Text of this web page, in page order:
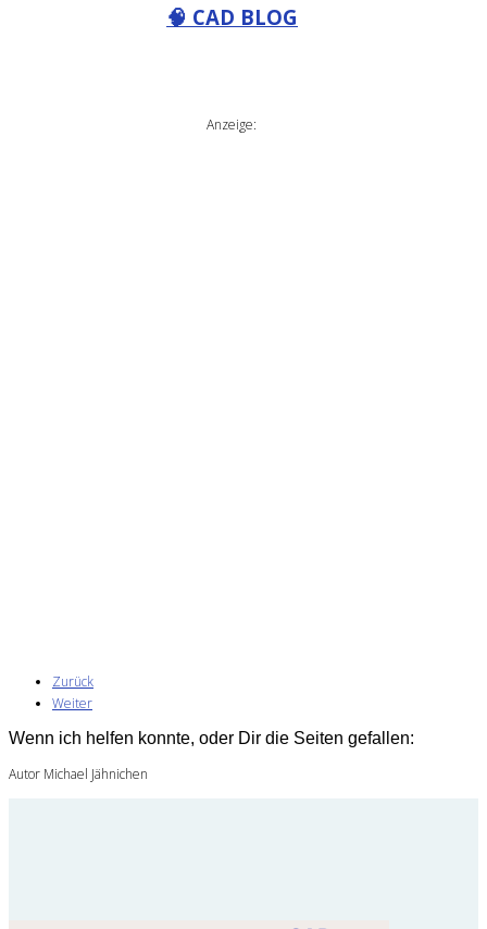
🧠 CAD BLOG
Anzeige:
Zurück
Weiter
Wenn ich helfen konnte, oder Dir die Seiten gefallen:
Autor Michael Jähnichen